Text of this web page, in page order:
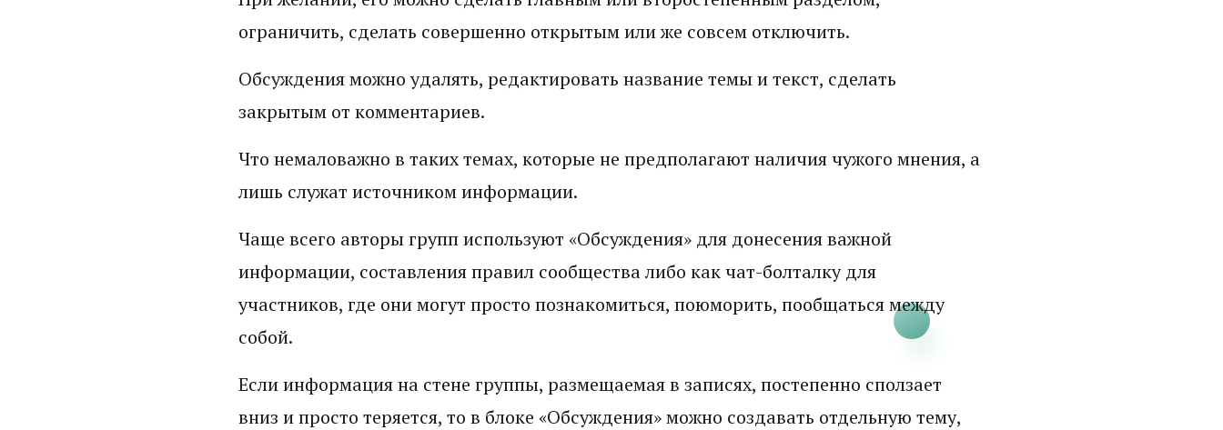
ограничить, сделать совершенно открытым или же совсем отключить.
Обсуждения можно удалять, редактировать название темы и текст, сделать
закрытым от комментариев.
Что немаловажно в таких темах, которые не предполагают наличия чужого мнения, а
лишь служат источником информации.
Чаще всего авторы групп используют «Обсуждения» для донесения важной
информации, составления правил сообщества либо как чат-болталку для
участников, где они могут просто познакомиться, поюморить, пообщаться между
собой.
Если информация на стене группы, размещаемая в записях, постепенно сползает
вниз и просто теряется, то в блоке «Обсуждения» можно создавать отдельную тему,